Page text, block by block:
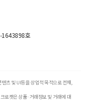
1643898호
츠 및 UI등을 상업적 목적으로 전재,
로켓은 상품·거래정보 및 거래에 대